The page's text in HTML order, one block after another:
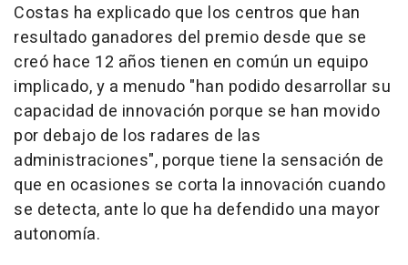
Costas ha explicado que los centros que han
resultado ganadores del premio desde que se
creó hace 12 años tienen en común un equipo
implicado, y a menudo "han podido desarrollar su
capacidad de innovación porque se han movido
por debajo de los radares de las
administraciones", porque tiene la sensación de
que en ocasiones se corta la innovación cuando
se detecta, ante lo que ha defendido una mayor
autonomía.